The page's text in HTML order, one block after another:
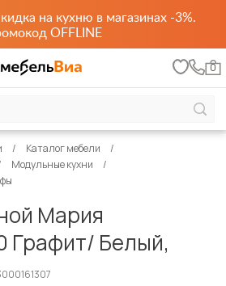
на кухню в магазинах -3%.
OFFLINE
0
Каталог мебели
Модульные кухни
Мария
Графит/ Белый,